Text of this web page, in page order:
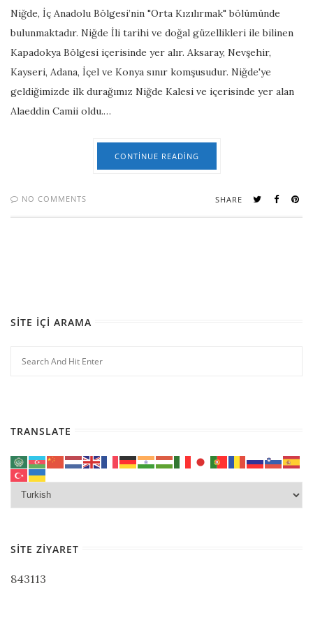
Niğde, İç Anadolu Bölgesi’nin "Orta Kızılırmak" bölümünde
bulunmaktadır. Niğde İli tarihi ve doğal güzellikleri ile bilinen
Kapadokya Bölgesi içerisinde yer alır. Aksaray, Nevşehir,
Kayseri, Adana, İçel ve Konya sınır komşusudur. Niğde'ye
geldiğimizde ilk durağımız Niğde Kalesi ve içerisinde yer alan
Alaeddin Camii oldu.…
CONTINUE READING
NO COMMENTS SHARE
SITE İÇI ARAMA
TRANSLATE
SITE ZIYARET
843113